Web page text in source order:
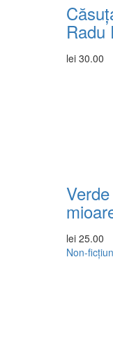
Radu
lei 30.00
lei 25.00
Non-